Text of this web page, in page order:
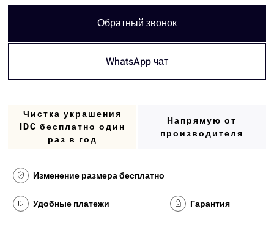
Обратный звонок
WhatsApp чат
Чистка украшения
IDC бесплатно один
раз в год
Напрямую от
производителя
Изменение размера бесплатно
Удобные платежи Гарантия